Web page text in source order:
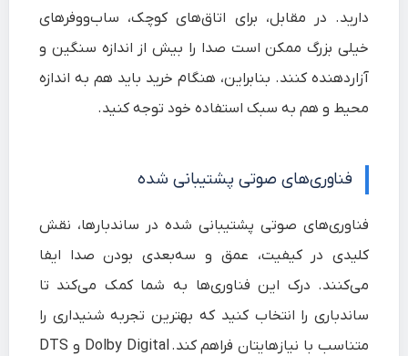
دارید. در مقابل، برای اتاق‌های کوچک، ساب‌ووفرهای
خیلی بزرگ ممکن است صدا را بیش از اندازه سنگین و
آزاردهنده کنند. بنابراین، هنگام خرید باید هم به اندازه
محیط و هم به سبک استفاده خود توجه کنید.
فناوری‌های صوتی پشتیبانی شده
فناوری‌های صوتی پشتیبانی شده در ساندبارها، نقش
کلیدی در کیفیت، عمق و سه‌بعدی بودن صدا ایفا
می‌کنند. درک این فناوری‌ها به شما کمک می‌کند تا
ساندباری را انتخاب کنید که بهترین تجربه شنیداری را
متناسب با نیازهایتان فراهم کند. Dolby Digital و DTS